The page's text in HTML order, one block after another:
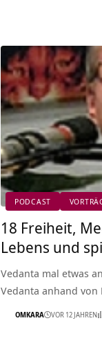
PODCAST
18 Freiheit,
Lebens und
Vedanta mal etwas
Vedanta anhand
OMKARA VOR 12 JAHREN